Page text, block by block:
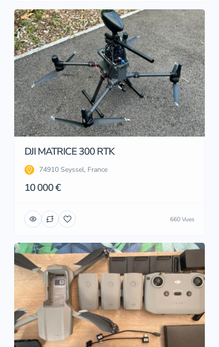
DJI MATRICE 300 RTK
74910 Seyssel, France
10 000 €
660 Vues